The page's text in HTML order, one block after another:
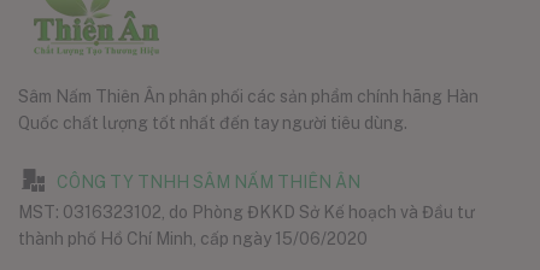
Sâm Nấm Thiên Ân phân phối các sản phẩm chính hãng Hàn
Quốc chất lượng tốt nhất đến tay người tiêu dùng.
CÔNG TY TNHH SÂM NẤM THIÊN ÂN
MST: 0316323102, do Phòng ĐKKD Sở Kế hoạch và Đầu tư
thành phố Hồ Chí Minh, cấp ngày 15/06/2020